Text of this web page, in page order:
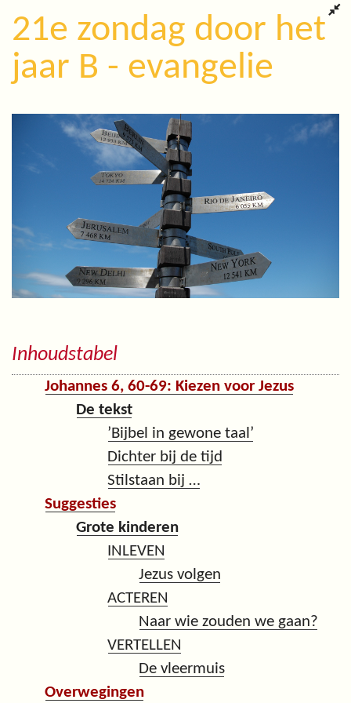
21e zondag door het
jaar B - evangelie
Inhoudstabel
Johannes 6, 60-69: Kiezen voor Jezus
De tekst
’Bijbel in gewone taal’
Dichter bij de tijd
Stilstaan bij …
Suggesties
Grote kinderen
INLEVEN
Jezus volgen
ACTEREN
Naar wie zouden we gaan?
VERTELLEN
De vleermuis
Overwegingen